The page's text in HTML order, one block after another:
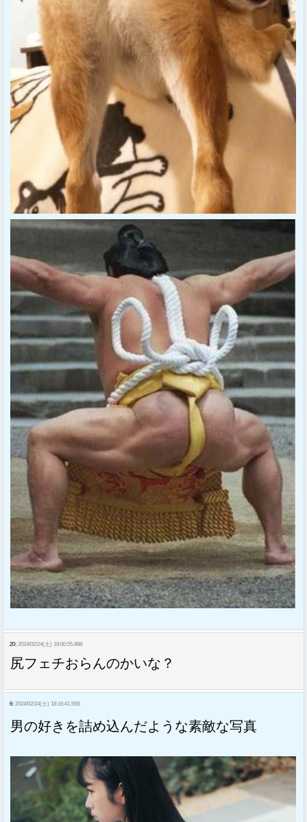
20: 2024/02/24(土) 19:00:55.988
尻フェチおらんのかいな？
6: 2024/02/24(土) 18:16:41.558
男の好きを詰め込んだような素敵な写真